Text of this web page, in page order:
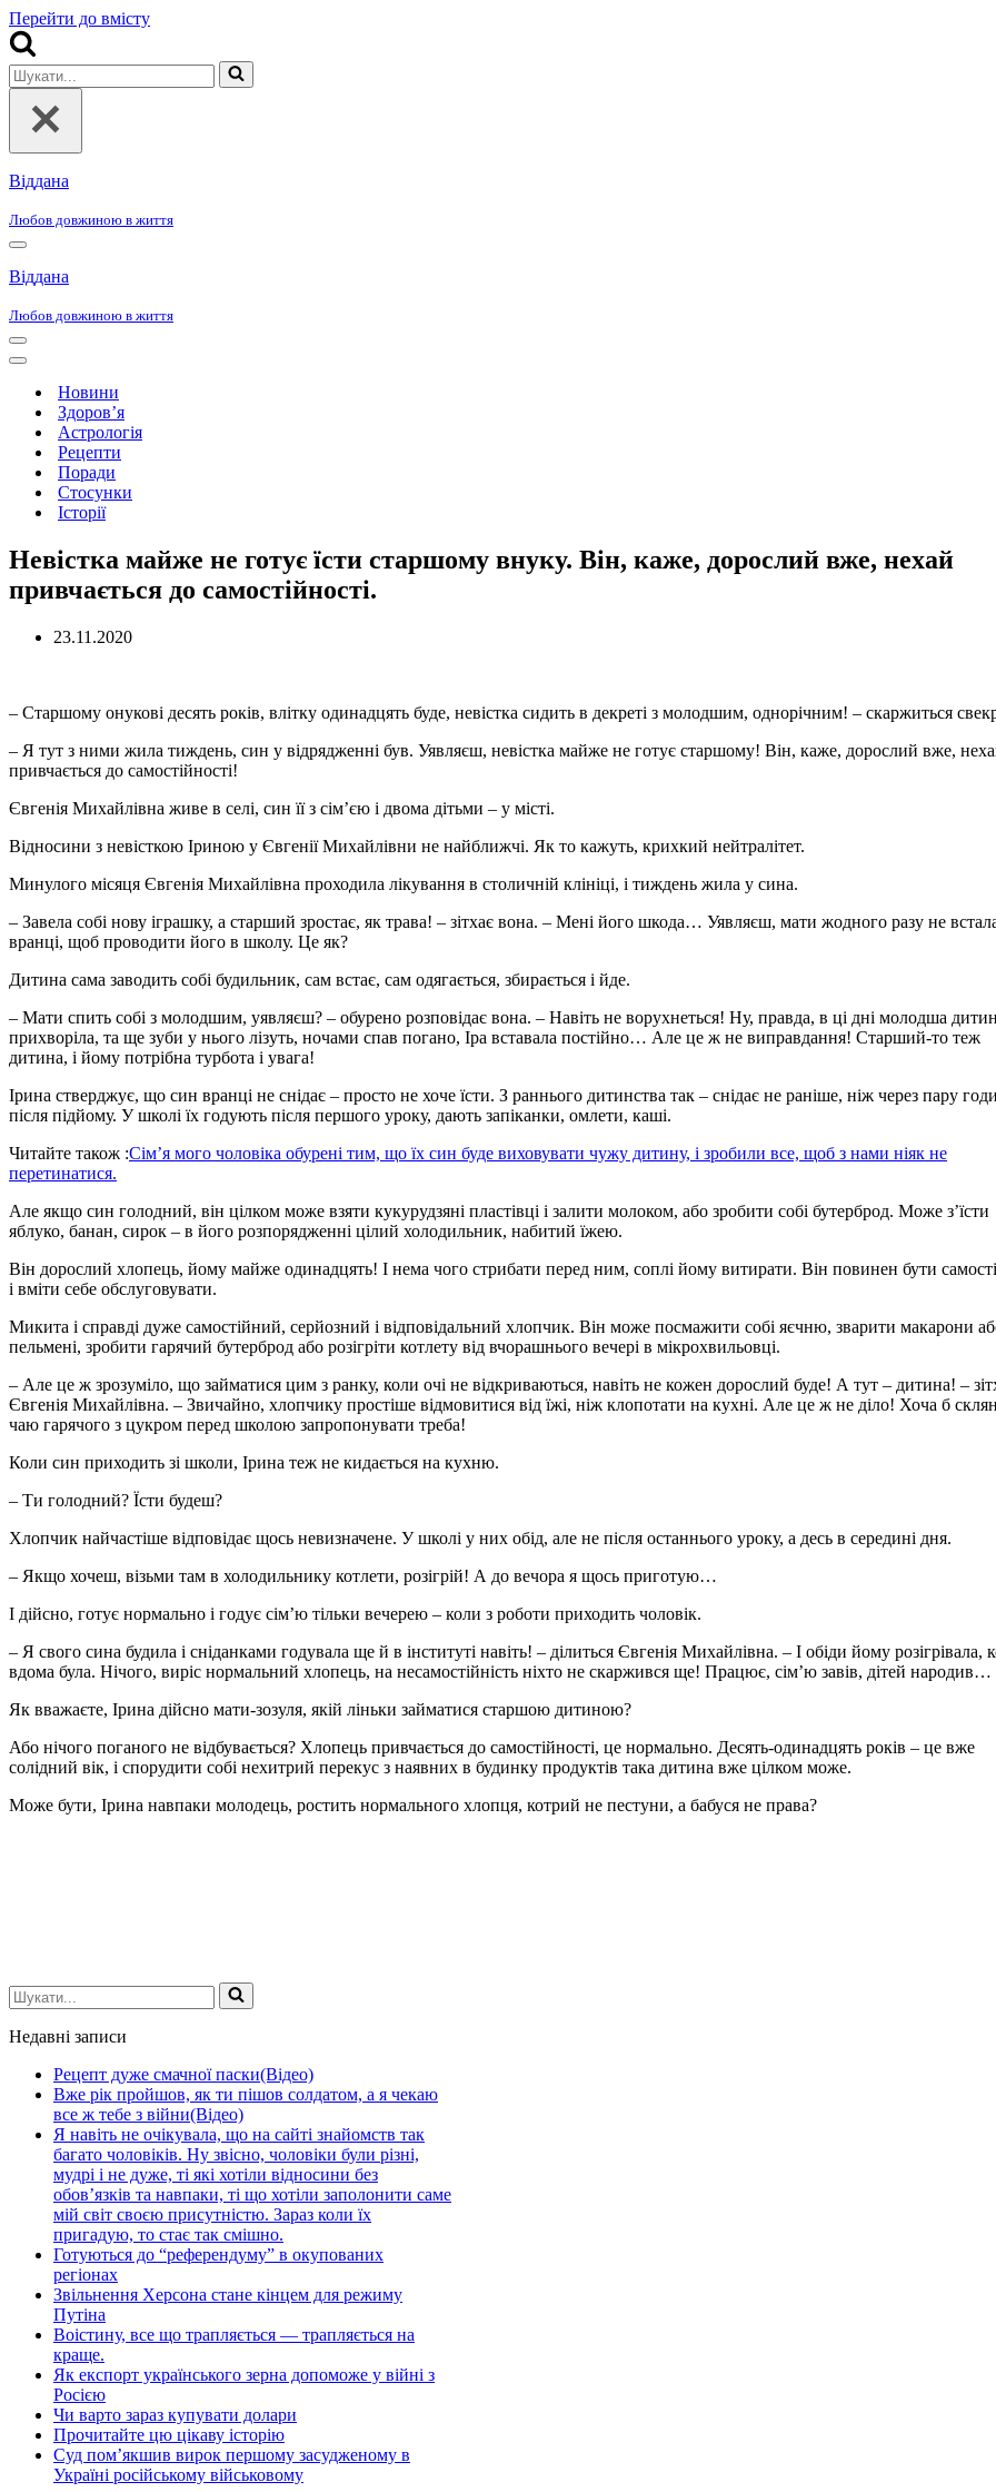
Перейти до вмісту
Шукати...
Віддана
Любов довжиною в життя
Меню
навігації
Віддана
Любов довжиною в життя
Меню
навігації
Меню
навігаціїНовини
Здоров’я
Астрологія
Рецепти
Поради
Стосунки
Історії
Невістка майже не готує їсти старшому внуку. Він, каже, дорослий вже, нехай
привчається до самостійності.
23.11.2020
– Старшому онукові десять років, влітку одинадцять буде, невістка сидить в декреті з молодшим, однорічним! – скаржиться
– Я тут з ними жила тиждень, син у відрядженні був. Уявляєш, невістка майже не готує старшому! Він, каже, дорослий вже,
привчається до самостійності!
Євгенія Михайлівна живе в селі, син її з сім’єю і двома дітьми – у місті.
Відносини з невісткою Іриною у Євгенії Михайлівни не найближчі. Як то кажуть, крихкий нейтралітет.
Минулого місяця Євгенія Михайлівна проходила лікування в столичній клініці, і тиждень жила у сина.
– Завела собі нову іграшку, а старший зростає, як трава! – зітхає вона. – Мені його шкода… Уявляєш, мати жодного разу не
вранці, щоб проводити його в школу. Це як?
Дитина сама заводить собі будильник, сам встає, сам одягається, збирається і йде.
– Мати спить собі з молодшим, уявляєш? – обурено розповідає вона. – Навіть не ворухнеться! Ну, правда, в ці дні молодша
прихворіла, та ще зуби у нього лізуть, ночами спав погано, Іра вставала постійно… Але це ж не виправдання! Старший-то теж
дитина, і йому потрібна турбота і увага!
Ірина стверджує, що син вранці не снідає – просто не хоче їсти. З раннього дитинства так – снідає не раніше, ніж через пару
після підйому. У школі їх годують після першого уроку, дають запіканки, омлети, каші.
Читайте також :Сім’я мого чоловіка обурені тим, що їх син буде виховувати чужу дитину, і зробили все, щоб з нами ніяк не
перетинатися.
Але якщо син голодний, він цілком може взяти кукурудзяні пластівці і залити молоком, або зробити собі бутерброд. Може з’їсти
яблуко, банан, сирок – в його розпорядженні цілий холодильник, набитий їжею.
Він дорослий хлопець, йому майже одинадцять! І нема чого стрибати перед ним, соплі йому витирати. Він повинен бути
і вміти себе обслуговувати.
Микита і справді дуже самостійний, серйозний і відповідальний хлопчик. Він може посмажити собі яєчню, зварити макарони
пельмені, зробити гарячий бутерброд або розігріти котлету від вчорашнього вечері в мікрохвильовці.
– Але це ж зрозуміло, що займатися цим з ранку, коли очі не відкриваються, навіть не кожен дорослий буде! А тут – дитина! –
Євгенія Михайлівна. – Звичайно, хлопчику простіше відмовитися від їжі, ніж клопотати на кухні. Але це ж не діло! Хоча б
чаю гарячого з цукром перед школою запропонувати треба!
Коли син приходить зі школи, Ірина теж не кидається на кухню.
– Ти голодний? Їсти будеш?
Хлопчик найчастіше відповідає щось невизначене. У школі у них обід, але не після останнього уроку, а десь в середині дня.
– Якщо хочеш, візьми там в холодильнику котлети, розігрій! А до вечора я щось приготую…
І дійсно, готує нормально і годує сім’ю тільки вечерею – коли з роботи приходить чоловік.
– Я свого сина будила і сніданками годувала ще й в інституті навіть! – ділиться Євгенія Михайлівна. – І обіди йому розігрівала,
вдома була. Нічого, виріс нормальний хлопець, на несамостійність ніхто не скаржився ще! Працює, сім’ю завів, дітей народив…
Як вважаєте, Ірина дійсно мати-зозуля, якій ліньки займатися старшою дитиною?
Або нічого поганого не відбувається? Хлопець привчається до самостійності, це нормально. Десять-одинадцять років – це вже
солідний вік, і спорудити собі нехитрий перекус з наявних в будинку продуктів така дитина вже цілком може.
Може бути, Ірина навпаки молодець, ростить нормального хлопця, котрий не пестуни, а бабуся не права?
Шукати...
Недавні записи
Рецепт дуже смачної паски(Відео)
Вже рік пройшов, як ти пішов солдатом, а я чекаю
все ж тебе з війни(Відео)
Я навіть не очікувала, що на сайті знайомств так
багато чоловіків. Ну звісно, чоловіки були різні,
мудрі і не дуже, ті які хотіли відносини без
обов’язків та навпаки, ті що хотіли заполонити саме
мій світ своєю присутністю. Зараз коли їх
пригадую, то стає так смішно.
Готуються до “референдуму” в окупованих
регіонах
Звільнення Херсона стане кінцем для режиму
Путіна
Воістину, все що трапляється — трапляється на
краще.
Як експорт українського зерна допоможе у війні з
Росією
Чи варто зараз купувати долари
Прочитайте цю цікаву історію
Суд пом’якшив вирок першому засудженому в
Україні російському військовому